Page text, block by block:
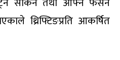
थ्रिफ्टिङप्रति आकर्षित